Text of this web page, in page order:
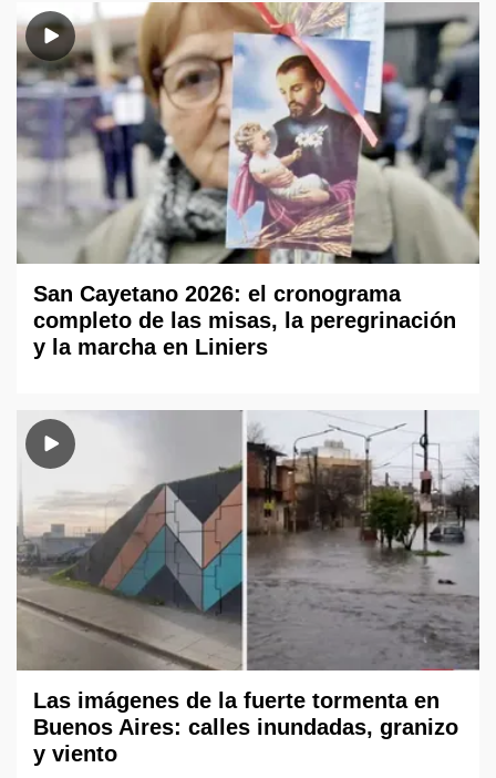
San Cayetano 2026: el cronograma
completo de las misas, la peregrinación
y la marcha en Liniers
Las imágenes de la fuerte tormenta en
Buenos Aires: calles inundadas, granizo
y viento